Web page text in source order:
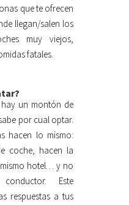
que te ofrecen
llegan/salen los
muy viejos,
fatales.
un montón de
por cual optar.
hacen lo mismo:
coche, hacen la
hotel… y no
Este
respuestas a tus